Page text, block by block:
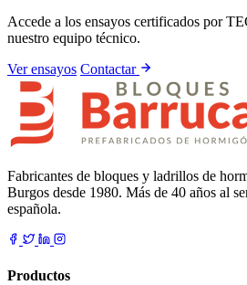
Accede a los ensayos certificados por
nuestro equipo técnico.
Ver ensayos Contactar
Fabricantes de bloques y ladrillos de
Burgos desde 1980. Más de 40 años al
española.
Productos